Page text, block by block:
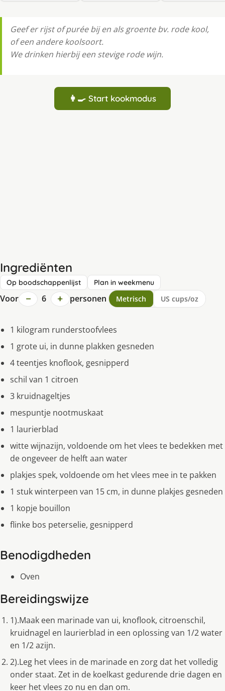
Geef er rijst of purée bij en als groente bv. rode kool,
of een andere koolsoort.
We drinken hierbij een stevige rode wijn.
👩‍🍳 Start kookmodus
Ingrediënten
Op boodschappenlijst Plan in weekmenu
Voor − 6 + personen Metrisch US cups/oz
1 kilogram runderstoofvlees
1 grote ui, in dunne plakken gesneden
4 teentjes knoflook, gesnipperd
schil van 1 citroen
3 kruidnageltjes
mespuntje nootmuskaat
1 laurierblad
witte wijnazijn, voldoende om het vlees te bedekken met
de ongeveer de helft aan water
plakjes spek, voldoende om het vlees mee in te pakken
1 stuk winterpeen van 15 cm, in dunne plakjes gesneden
1 kopje bouillon
flinke bos peterselie, gesnipperd
Benodigdheden
Oven
Bereidingswijze
1).Maak een marinade van ui, knoflook, citroenschil,
kruidnagel en laurierblad in een oplossing van 1/2 water
en 1/2 azijn.
2).Leg het vlees in de marinade en zorg dat het volledig
onder staat. Zet in de koelkast gedurende drie dagen en
keer het vlees zo nu en dan om.